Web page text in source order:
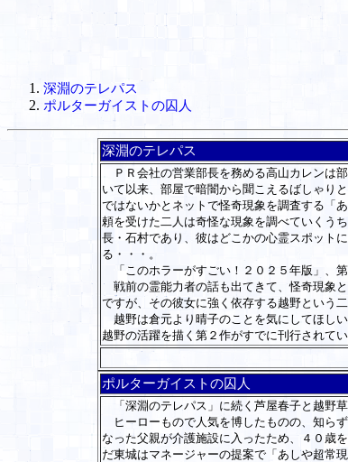
深淵のテレパス
ポルターガイストの囚人
深淵のテレパス
ＰＲ会社の営業部長を務める高山カレンは
いて以来、部屋で暗闇から聞こえるばしゃり
ではないかとネットで怪奇現象を調査する「
頼を受けた二人は奇怪な現象を調べていくう
長・石村であり、彼はどこかの心霊スポット
る・・・。
「このホラーがすごい！２０２５年版」、
戦前の霊能力者の話も出てきて、怪奇現象
ですが、その彼女に強く依存する越野という
越野は倉元より晴子のことを気にしてほし
越野の活躍を描く第２作がすでに刊行されて
ポルターガイストの囚人
「深淵のテレパス」に続く芦屋春子と越野
ヒーローもので人気を博したものの、知ら
なった父親が介護施設に入ったため、４０歳
だ東城はマネージャーの提案で「あしや超常